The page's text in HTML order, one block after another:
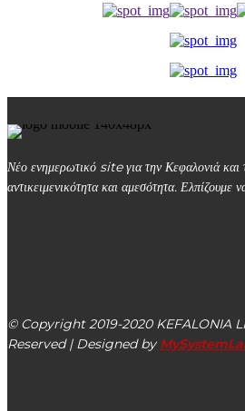
Νέο ενημερωτικό site για την Κεφαλονιά και
αντικειμενικότητα και αμεσότητα. Ελπίζουμε
© Copyright 2019-2020 KEFALONIA
Reserved | Designed by